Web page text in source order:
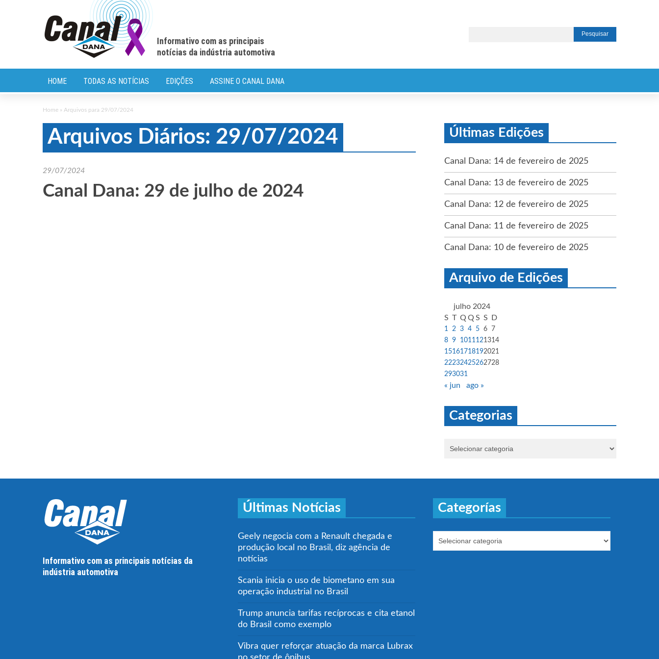
Informativo com as principais
notícias da indústria automotiva
HOME TODAS AS NOTÍCIAS EDIÇÕES ASSINE O CANAL DANA
Home » Arquivos para 29/07/2024
Arquivos Diários: 29/07/2024
29/07/2024
Canal Dana: 29 de julho de 2024
Últimas Edições
Canal Dana: 14 de fevereiro de 2025
Canal Dana: 13 de fevereiro de 2025
Canal Dana: 12 de fevereiro de 2025
Canal Dana: 11 de fevereiro de 2025
Canal Dana: 10 de fevereiro de 2025
Arquivo de Edições
julho 2024
S T Q Q S S D
1 2 3 4 5 6
7
8 9 1011121314
15161718192021
22232425262728
293031
« jun ago »
Categorias
Informativo com as principais notícias da
indústria automotiva
Últimas Notícias
Geely negocia com a Renault chegada e
produção local no Brasil, diz agência de
notícias
Scania inicia o uso de biometano em sua
operação industrial no Brasil
Trump anuncia tarifas recíprocas e cita etanol
do Brasil como exemplo
Vibra quer reforçar atuação da marca Lubrax
Categorías